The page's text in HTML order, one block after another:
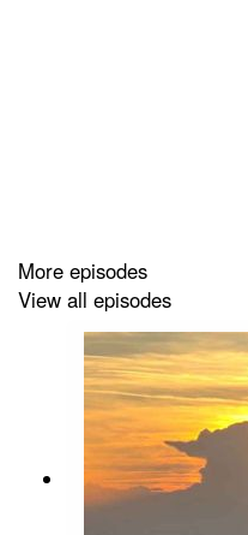
More episodes
View all episodes